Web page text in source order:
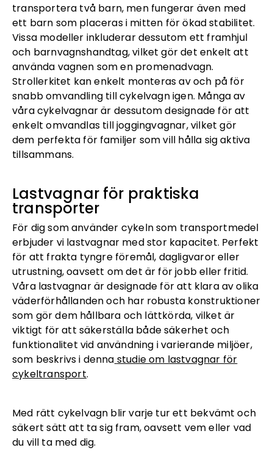
transportera två barn, men fungerar även med
ett barn som placeras i mitten för ökad stabilitet.
Vissa modeller inkluderar dessutom ett framhjul
och barnvagnshandtag, vilket gör det enkelt att
använda vagnen som en promenadvagn.
Strollerkitet kan enkelt monteras av och på för
snabb omvandling till cykelvagn igen. Många av
våra cykelvagnar är dessutom designade för att
enkelt omvandlas till joggingvagnar, vilket gör
dem perfekta för familjer som vill hålla sig aktiva
tillsammans.
Lastvagnar för praktiska
transporter
För dig som använder cykeln som transportmedel
erbjuder vi lastvagnar med stor kapacitet. Perfekt
för att frakta tyngre föremål, dagligvaror eller
utrustning, oavsett om det är för jobb eller fritid.
Våra lastvagnar är designade för att klara av olika
väderförhållanden och har robusta konstruktioner
som gör dem hållbara och lättkörda, vilket är
viktigt för att säkerställa både säkerhet och
funktionalitet vid användning i varierande miljöer,
som beskrivs i denna studie om lastvagnar för
cykeltransport.
Med rätt cykelvagn blir varje tur ett bekvämt och
säkert sätt att ta sig fram, oavsett vem eller vad
du vill ta med dig.